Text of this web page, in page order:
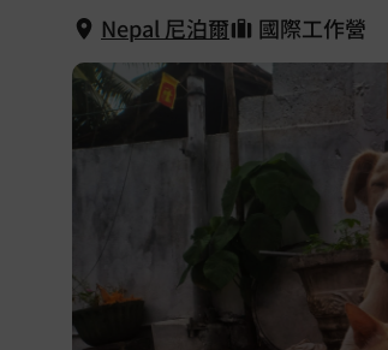
Nepal 尼泊爾 國際工作營